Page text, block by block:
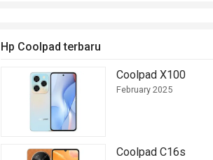
Hp Coolpad terbaru
Coolpad X100
February 2025
Coolpad C16s